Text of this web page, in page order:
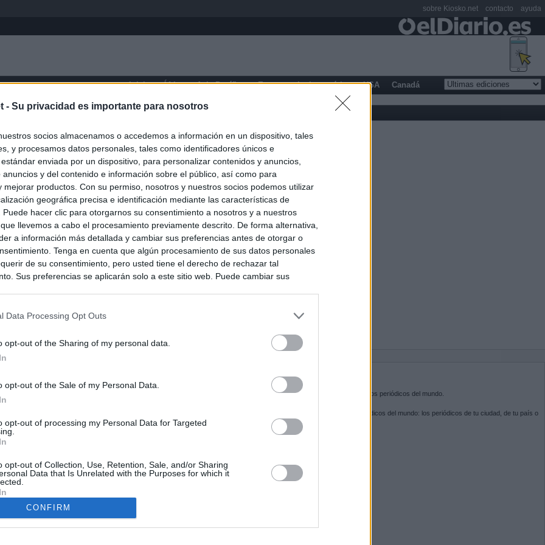
- Su privacidad es importante para nosotros
socios almacenamos o accedemos a información en un dispositivo, tales
y procesamos datos personales, tales como identificadores únicos e
enviada por un dispositivo, para personalizar contenidos y anuncios,
anuncios y del contenido e información sobre el público, así como para
mejorar productos. Con su permiso, nosotros y nuestros socios podemos utilizar
geográfica precisa e identificación mediante las características de
Puede hacer clic para otorgarnos su consentimiento a nosotros y a nuestros
llevemos a cabo el procesamiento previamente descrito. De forma alternativa,
a información más detallada y cambiar sus preferencias antes de otorgar o
Tenga en cuenta que algún procesamiento de sus datos personales
de su consentimiento, pero usted tiene el derecho de rechazar tal
Sus preferencias se aplicarán solo a este sitio web. Puede cambiar sus
Data Processing Opt Outs
opt-out of the Sharing of my personal data.
opt-out of the Sale of my Personal Data.
opt-out of processing my Personal Data for Targeted
opt-out of Collection, Use, Retention, Sale, and/or Sharing
Data that Is Unrelated with the Purposes for which it
CONFIRM
Inicio África Asia-Pacífico Europa Latinoamérica USA Canadá
XI Región
un ultimátum a Italia: o levanta los controles a viajeros de
"medidas proporcionales"
el intento del PP de que los ministros acudan al Senado en
de Ceuta
contra las comunidades que no acojan a los menores
crisis de Ceuta
sobre el PP por la acogida de los menores de Ceuta en las
gobiernan en coalición
Kiosko.netes la puerta de entrada a los periódicos del mundo.
Navega por las portadas de los periódicos del mundo: los periódicos de tu ciudad, de tu país o
del otro extremo del mundo.
sobre Kiosko.net contacto ayuda